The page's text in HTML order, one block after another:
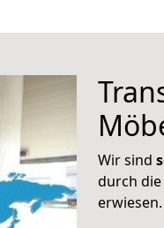
Wir sind
durch
erwiesen.